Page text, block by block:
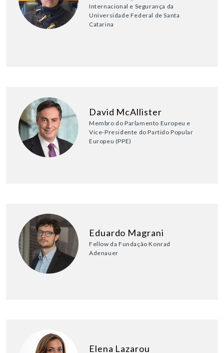
Internacional e Segurança da
Universidade Federal de Santa
Catarina
David McAllister
Membro do Parlamento Europeu e
Vice-Presidente do Partido Popular
Europeu (PPE)
Eduardo Magrani
Fellow da Fundação Konrad
Adenauer
Elena Lazarou